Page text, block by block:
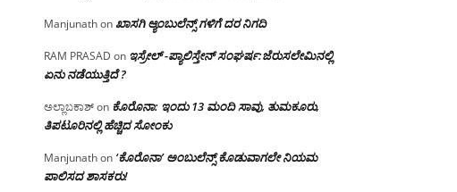
Manjunathonಖಾಸಗಿ ಆ್ಯಂಬುಲೆನ್ಸ್ ಗಳಿಗೆ ದರ ನಿಗದಿ
RAM PRASAD on ಇಸ್ರೇಲ್ -ಪ್ಯಾಲಿಸ್ತೇನ್ ಸಂಘರ್ಷ:ಜೆರುಸಲೇಮಿನಲ್ಲಿ
ಏನು ನಡೆಯುತ್ತಿದೆ ?
ಅಲ್ಲಾಬಕಾಶ್on ಕೊರೊನಾ: ಇಂದು 13 ಮಂದಿ ಸಾವು, ತುಮಕೂರು,
ತಿಪಟೂರಿನಲ್ಲಿ ಹೆಚ್ಚಿದ ಸೋಂಕು
Manjunathon ‘ಕೊರೊನಾ’ ಅಂಬುಲೆನ್ಸ್ ಕೊಡುವಾಗಲೇ ನಿಯಮ
ಪಾಲಿಸದ ಶಾಸಕರು!